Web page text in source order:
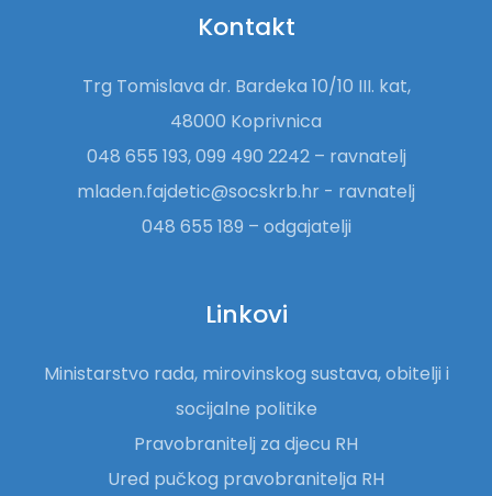
Kontakt
Trg Tomislava dr. Bardeka 10/10 III. kat,
48000 Koprivnica
048 655 193, 099 490 2242 – ravnatelj
mladen.fajdetic@socskrb.hr - ravnatelj
048 655 189 – odgajatelji
Linkovi
Ministarstvo rada, mirovinskog sustava, obitelji i
socijalne politike
Pravobranitelj za djecu RH
Ured pučkog pravobranitelja RH